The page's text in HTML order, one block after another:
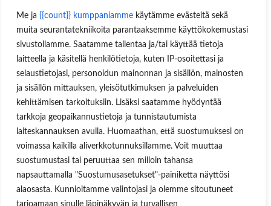
Me ja {{count}} kumppaniamme käytämme evästeitä sekä
muita seurantatekniikoita parantaaksemme käyttökokemustasi
sivustollamme. Saatamme tallentaa ja/tai käyttää tietoja
laitteella ja käsitellä henkilötietoja, kuten IP-osoitettasi ja
selaustietojasi, personoidun mainonnan ja sisällön, mainosten
ja sisällön mittauksen, yleisötutkimuksen ja palveluiden
kehittämisen tarkoituksiin. Lisäksi saatamme hyödyntää
tarkkoja geopaikannustietoja ja tunnistautumista
laiteskannauksen avulla. Huomaathan, että suostumuksesi on
voimassa kaikilla aliverkkotunnuksillamme. Voit muuttaa
suostumustasi tai peruuttaa sen milloin tahansa
napsauttamalla "Suostumusasetukset"-painiketta näyttösi
alaosasta. Kunnioitamme valintojasi ja olemme sitoutuneet
tarjoamaan sinulle läpinäkyvän ja turvallisen
Teollisuustuotteet
Hinnastot & esitteet
Huoltopalvelut
Uutisblogi
Hae sivuilta
Aukioloajat
Ma-Pe 8:00-16.00
OSOITE
Lukkosepänkatu 14, 20320 Turku